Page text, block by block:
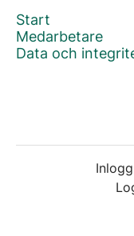
Start
Medarbetare
Data och